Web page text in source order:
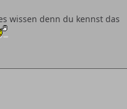
wissen denn du kennst das